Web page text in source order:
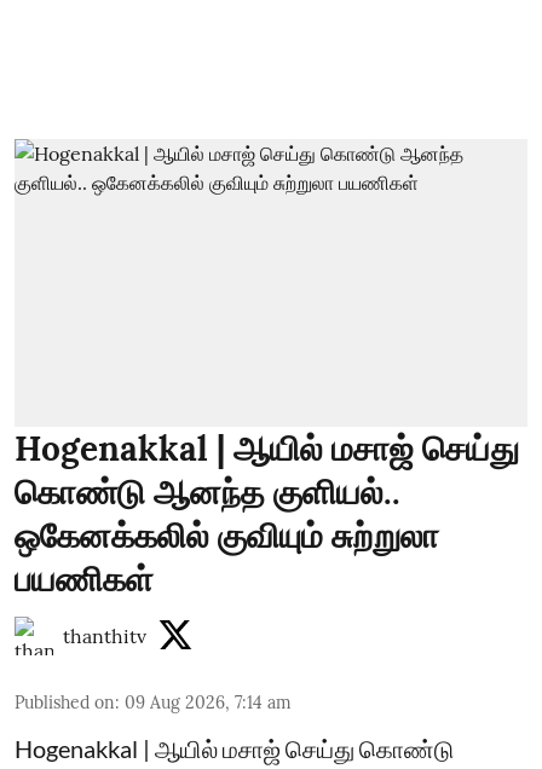
Hogenakkal | ஆயில் மசாஜ் செய்து
கொண்டு ஆனந்த குளியல்..
ஒகேனக்கலில் குவியும் சுற்றுலா
பயணிகள்
thanthitv
Published on: 09 Aug 2026, 7:14 am
Hogenakkal | ஆயில் மசாஜ் செய்து கொண்டு